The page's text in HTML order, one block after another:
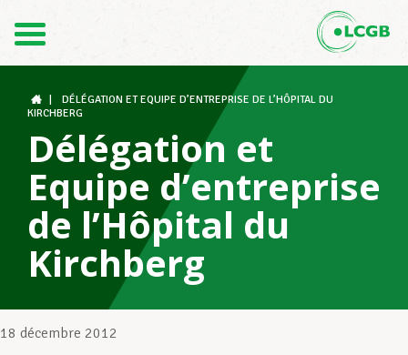
DE
Le LCGB
Structures syndicales
Assistance au Travail
DÉLÉGATION ET EQUIPE D’ENTREPRISE DE L’HÔPITAL DU
KIRCHBERG
Délégation et
Equipe d’entreprise
de l’Hôpital du
Kirchberg
18 décembre 2012